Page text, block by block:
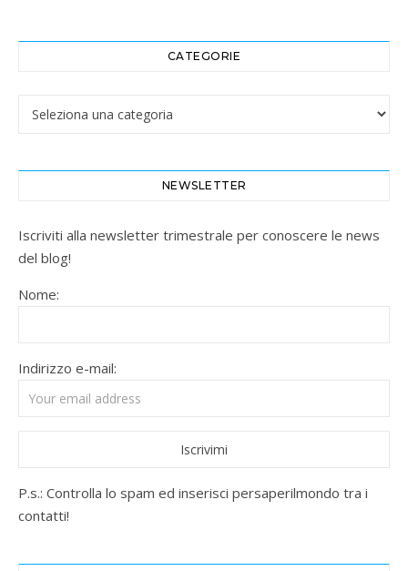
CATEGORIE
Categorie
NEWSLETTER
Iscriviti alla newsletter trimestrale per conoscere le news
del blog!
Nome:
Indirizzo e-mail:
P.s.: Controlla lo spam ed inserisci persaperilmondo tra i
contatti!